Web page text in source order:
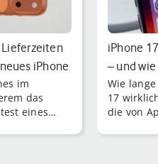
Lieferzeiten
iPhone
im
das
eines
iPhone
– und
Wie
17
die von